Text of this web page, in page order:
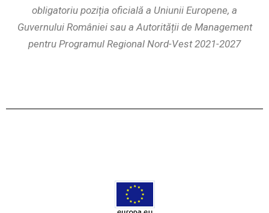
obligatoriu poziția oficială a Uniunii Europene, a
Guvernului României sau a Autorității de Management
pentru Programul Regional Nord-Vest 2021-2027